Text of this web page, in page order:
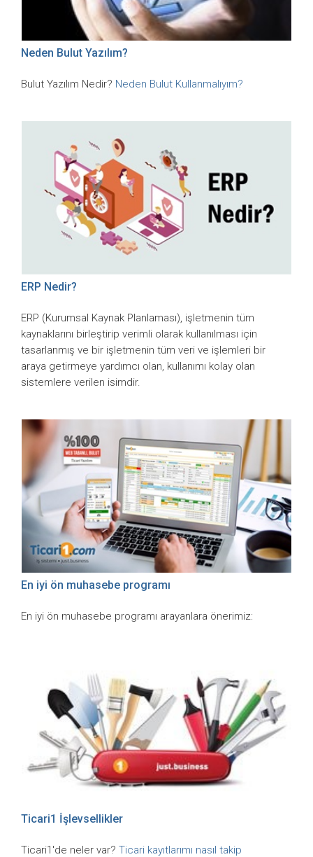
Neden Bulut Yazılım?
Bulut Yazılım Nedir? Neden Bulut Kullanmalıyım?
ERP Nedir?
ERP (Kurumsal Kaynak Planlaması), işletmenin tüm
kaynaklarını birleştirip verimli olarak kullanılması için
tasarlanmış ve bir işletmenin tüm veri ve işlemleri bir
araya getirmeye yardımcı olan, kullanımı kolay olan
sistemlere verilen isimdir.
En iyi ön muhasebe programı
En iyi ön muhasebe programı arayanlara önerimiz:
Ticari1 İşlevsellikler
Ticari1'de neler var? Ticari kayıtlarımı nasıl takip